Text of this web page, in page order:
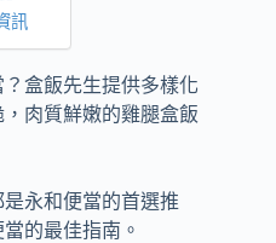
訊
盒飯先生提供多樣化
肉質鮮嫩的雞腿盒飯
永和便當的首選推
的最佳指南。